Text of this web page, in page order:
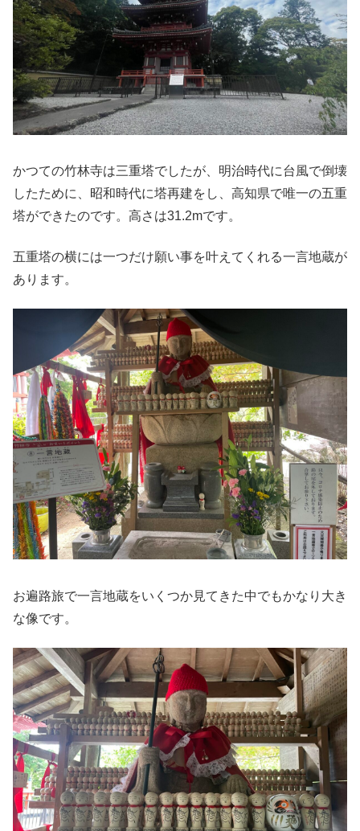
かつての竹林寺は三重塔でしたが、明治時代に台風で倒壊
したために、昭和時代に塔再建をし、高知県で唯一の五重
塔ができたのです。高さは31.2mです。
五重塔の横には一つだけ願い事を叶えてくれる一言地蔵が
あります。
お遍路旅で一言地蔵をいくつか見てきた中でもかなり大き
な像です。